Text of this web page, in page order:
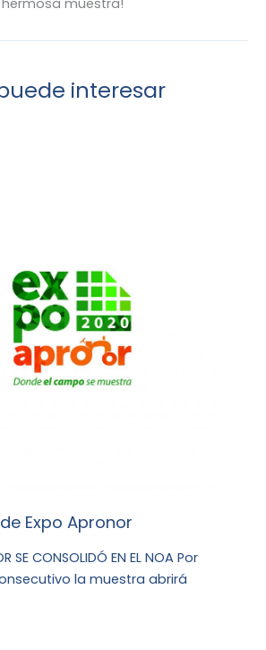
interesar
Expo Apronor
SE CONSOLIDÓ EN EL NOA Por
la muestra abrirá